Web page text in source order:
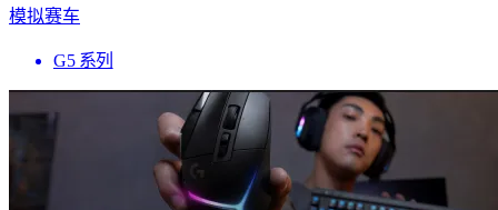
模拟赛车
G5 系列